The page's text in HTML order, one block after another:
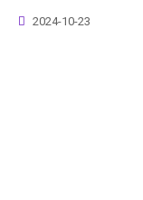
2024-10-23